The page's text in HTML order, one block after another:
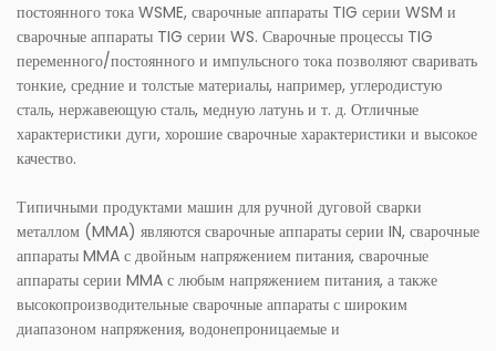
постоянного тока WSME, сварочные аппараты TIG серии WSM и
сварочные аппараты TIG серии WS. Сварочные процессы TIG
переменного/постоянного и импульсного тока позволяют сваривать
тонкие, средние и толстые материалы, например, углеродистую
сталь, нержавеющую сталь, медную латунь и т. д. Отличные
характеристики дуги, хорошие сварочные характеристики и высокое
качество.
Типичными продуктами машин для ручной дуговой сварки
металлом (MMA) являются сварочные аппараты серии IN, сварочные
аппараты MMA с двойным напряжением питания, сварочные
аппараты серии MMA с любым напряжением питания, а также
высокопроизводительные сварочные аппараты с широким
диапазоном напряжения, водонепроницаемые и